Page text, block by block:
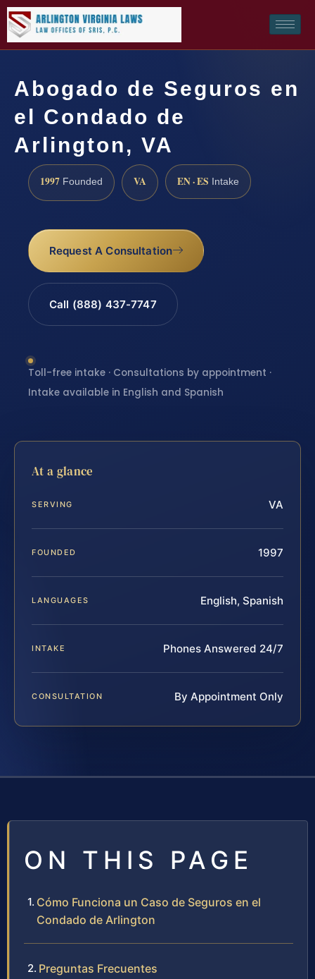
Abogado de Seguros en
el Condado de
Arlington, VA
1997 Founded VA EN · ES Intake
Request A Consultation
Call (888) 437-7747
Toll-free intake · Consultations by appointment ·
Intake available in English and Spanish
At a glance
SERVING VA
FOUNDED 1997
LANGUAGES English, Spanish
INTAKE Phones Answered 24/7
CONSULTATION By Appointment Only
ON THIS PAGE
Cómo Funciona un Caso de Seguros en el
Condado de Arlington
Preguntas Frecuentes